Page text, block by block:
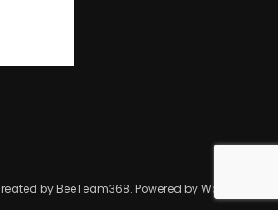
by BeeTeam368. Powered by WordPress